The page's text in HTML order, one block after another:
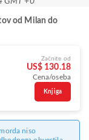
od Milan do
Začnite od
US$ 130.18
Cena/oseba
Knjiga
niso